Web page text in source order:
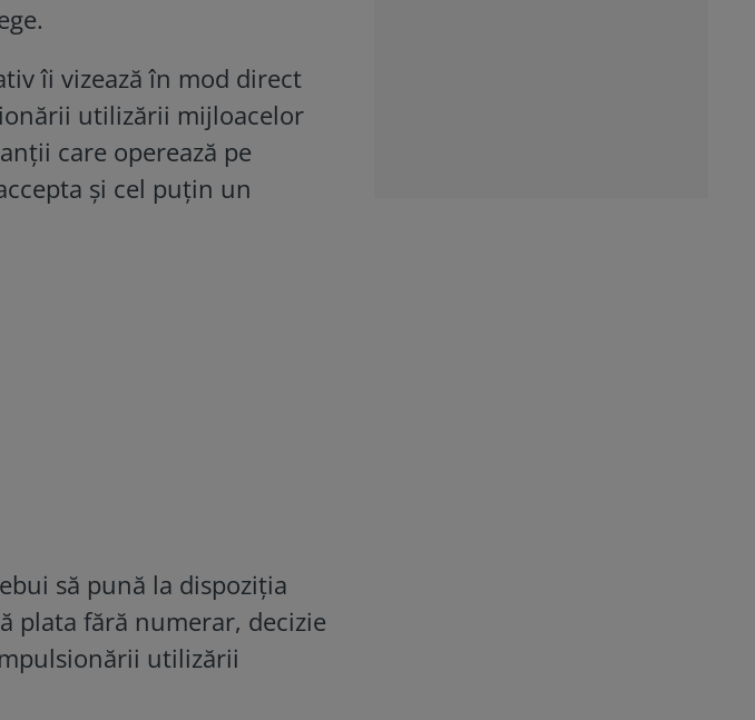
îi vizează în mod direct
utilizării mijloacelor
care operează pe
și cel puțin un
să pună la dispoziția
plata fără numerar, decizie
utilizării